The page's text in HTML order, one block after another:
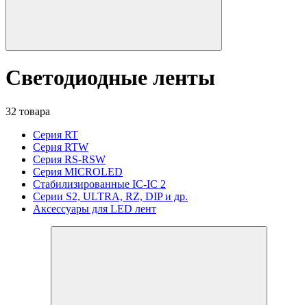
Светодиодные ленты
32 товара
Серия RT
Серия RTW
Серия RS-RSW
Серия MICROLED
Стабилизированные IC-IC 2
Серии S2, ULTRA, RZ, DIP и др.
Аксессуары для LED лент